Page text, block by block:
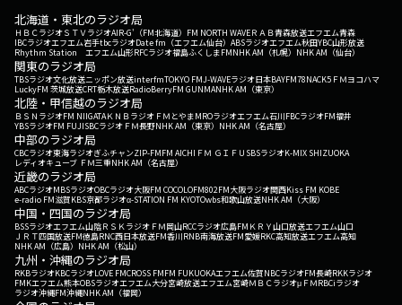
北海道・東北のラジオ局
ＨＢＣラジオＳＴＶラジオAIR-G'（FM北海道） FM NORTH WAVEＲＡＢ青森放送エフエム青森
IBCラジオエフエム岩手tbcラジオDate fm（エフエム仙台） ABSラジオエフエム秋田YBC山形放送
Rhythm Station エフエム山形RFCラジオ福島ふくしまFMNHK AM（札幌） NHK AM（仙台）
関東のラジオ局
TBSラジオ文化放送ニッポン放送interfmTOKYO FMJ-WAVEラジオ日本BAYFM78NACK5 ＦＭヨコハマ
LuckyFM 茨城放送CRT栃木放送RadioBerryFM GUNMANHK AM（東京）
北陸・甲信越のラジオ局
ＢＳＮラジオFM NIIGATAＫＮＢラジオ ＦＭとやまMROラジオエフエム石川FBCラジオFM福井
YBSラジオFM FUJISBCラジオ ＦＭ長野NHK AM（東京） NHK AM（名古屋）
中部のラジオ局
CBCラジオ東海ラジオぎふチャンZIP-FMFM AICHI ＦＭ ＧＩＦＵ SBSラジオK-MIX SHIZUOKA
レディオキューブ ＦＭ三重NHK AM（名古屋）
近畿のラジオ局
ABCラジオMBSラジオOBCラジオ大阪FM COCOLOFM802FM大阪ラジオ関西Kiss FM KOBE
e-radio FM滋賀KBS京都ラジオα-STATION FM KYOTOwbs和歌山放送NHK AM（大阪）
中国・四国のラジオ局
BSSラジオエフエム山陰ＲＳＫラジオ ＦＭ岡山RCCラジオ広島FM ＫＲＹ山口放送エフエム山口
ＪＲＴ四国放送FM徳島RNC西日本放送FM香川RNB南海放送FM愛媛RKC高知放送エフエム高知
NHK AM（広島） NHK AM（松山）
九州・沖縄のラジオ局
RKBラジオKBCラジオLOVE FMCROSS FMFM FUKUOKAエフエム佐賀NBCラジオFM長崎RKKラジオ
FMKエフエム熊本OBSラジオエフエム大分宮崎放送エフエム宮崎ＭＢＣラジオμＦＭRBCiラジオ
ラジオ沖縄FM沖縄NHK AM（福岡）